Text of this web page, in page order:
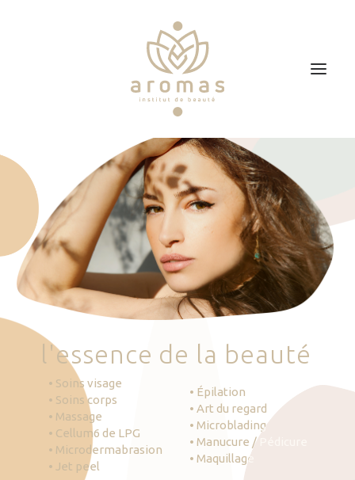
Soins
Je veux faire un bon cadeau
Plan d’accès
Prendre RDV
'essence de la beauté
• Soins visage
• Soins corps
• Massage
• Cellum6 de LPG
• Microdermabrasion
• Jet peel
• Épilation
• Art du regard
• Microblading
• Manucure / Pédicure
• Maquillage